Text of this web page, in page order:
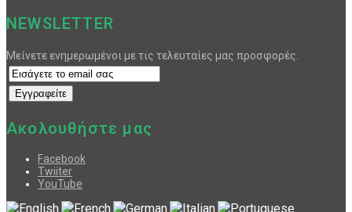
NEWSLETTER
Μείνετε ενημερωμένοι με τις τελευταίες μας προσφορές.
Ακολουθήστε μας
Facebook
Twiiter
YouTube